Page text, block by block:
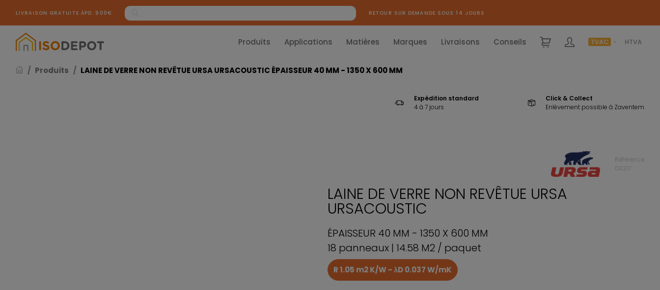
LIVRAISON GRATUITE ÀPD. 900€ RETOUR SUR DEMANDE SOUS 14 JOURS
Produits Applications Matières Marques Livraisons Conseils TVAC HTVA
Produits LAINE DE VERRE NON REVÊTUE URSA URSACOUSTIC ÉPAISSEUR 40 MM - 1350 X 600 MM
Expédition standard
4 à 7 jours
Click & Collect
Enlèvement possible à Zaventem
Référence
00217
LAINE DE VERRE NON REVÊTUE URSA
URSACOUSTIC
ÉPAISSEUR 40 MM - 1350 X 600 MM
18 panneaux | 14.58 M2 / paquet
R 1.05 m2 K/W - λD 0.037 W/mK